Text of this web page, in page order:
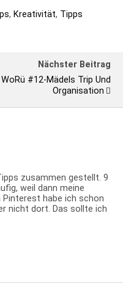
, Kreativität, Tipps
Nächster Beitrag
WoRü #12-Mädels Trip Und
Organisation
zusammen gestellt. 9
weil dann meine
Pinterest habe ich schon
nicht dort. Das sollte ich